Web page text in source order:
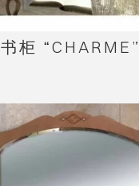
书柜 “CHARME”